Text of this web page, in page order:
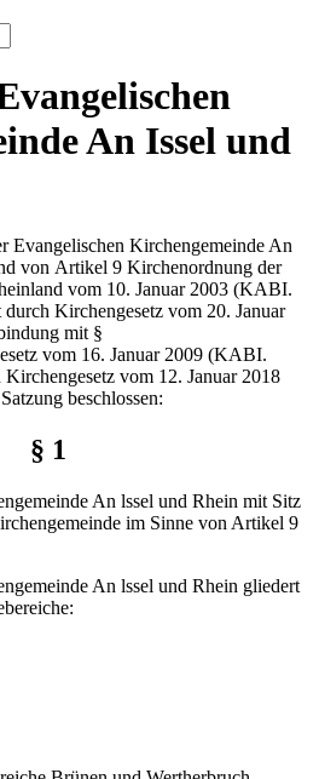
An Issel und
Evangelischen Kirchengemeinde An
von Artikel 9 Kirchenordnung der
vom 10. Januar 2003 (KABI.
Kirchengesetz vom 20. Januar
mit §
vom 16. Januar 2009 (KABI.
vom 12. Januar 2018
beschlossen:
§ 1
An lssel und Rhein mit Sitz
im Sinne von Artikel 9
An lssel und Rhein gliedert